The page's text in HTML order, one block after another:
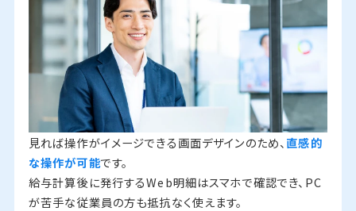
見れば操作がイメージできる画面デザインのため、 直感的
な操作が可能です。
給与計算後に発行するWeb明細はスマホで確認でき、PC
が苦手な従業員の方も抵抗なく使えます。